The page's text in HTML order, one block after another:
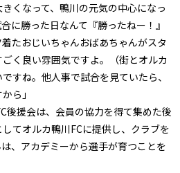
くなって、鴨川の元気の中心になっ
に勝った日なんて『勝ったねー！』
たおじいちゃんおばあちゃんがスタ
く良い雰囲気ですよ。（街とオルカ
すね。他人事で試合を見ていたら、
ら」
後援会は、会員の協力を得て集めた後
てオルカ鴨川FCに提供し、クラブを
、アカデミーから選手が育つことを